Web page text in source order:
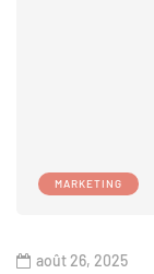
MARKETING
août 26, 2025